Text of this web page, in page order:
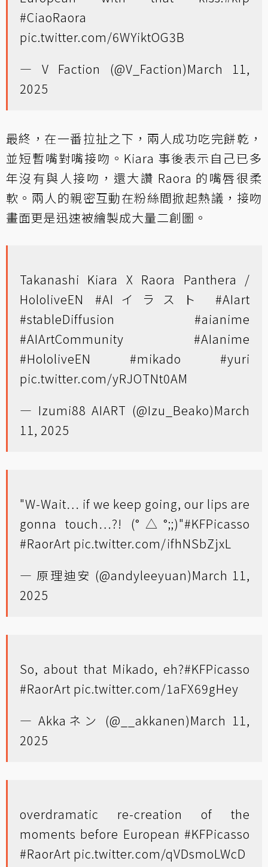
#CiaoRaora
pic.twitter.com/6WYiktOG3B
— V Faction (@V_Faction)March 11,
2025
最終，在一番拉扯之下，兩人成功吃完餅乾，
並短暫嘴對嘴接吻。Kiara 事後表示自己已多
年沒有與人接吻，還大讚 Raora 的嘴唇很柔
軟。兩人的親密互動在粉絲間掀起熱議，接吻
畫面更是迅速被繪製成大量二創圖。
Takanashi Kiara X Raora Panthera /
HololiveEN #AIイラスト
#AIart
#stableDiffusion
#aianime
#AIArtCommunity
#AIanime
#HololiveEN
#mikado
#yuri
pic.twitter.com/yRJOTNt0AM
— Izumi88 AIART (@Izu_Beako)March
11, 2025
"W-Wait… if we keep going, our lips are
gonna touch…?! (°△°;;)"#KFPicasso
#RaorArt pic.twitter.com/ifhNSbZjxL
— 原理迪安 (@andyleeyuan)March 11,
2025
So, about that Mikado, eh?#KFPicasso
#RaorArt pic.twitter.com/1aFX69gHey
— Akkaネン (@__akkanen)March 11,
2025
overdramatic re-creation of the
moments before European #KFPicasso
#RaorArt pic.twitter.com/qVDsmoLWcD